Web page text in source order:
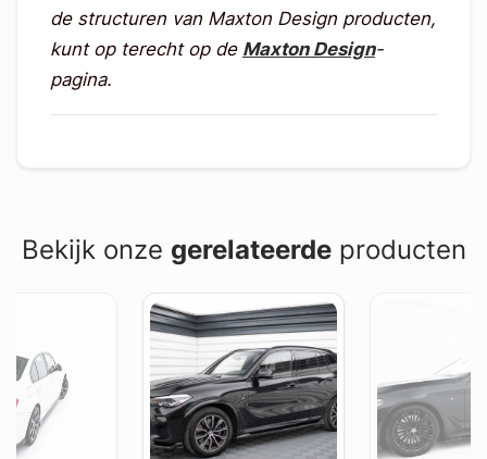
de structuren van Maxton Design producten,
kunt op terecht op de Maxton Design-
pagina.
Bekijk onze gerelateerdeproducten